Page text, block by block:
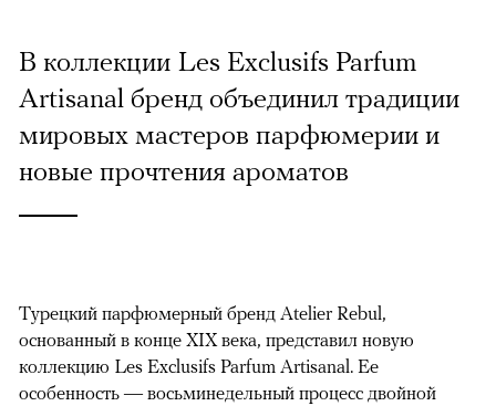
В коллекции Les Exclusifs Parfum
Artisanal бренд объединил традиции
мировых мастеров парфюмерии и
новые прочтения ароматов
Турецкий парфюмерный бренд Atelier Rebul,
основанный в конце XIX века, представил новую
коллекцию Les Exclusifs Parfum Artisanal. Ее
особенность — восьминедельный процесс двойной